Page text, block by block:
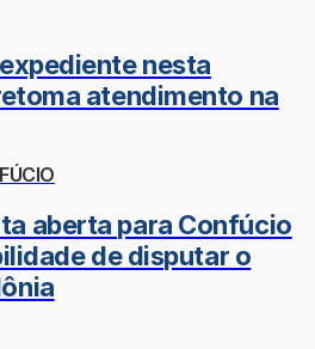
nesta
atendimento na
aberta para Confúcio
de disputar o